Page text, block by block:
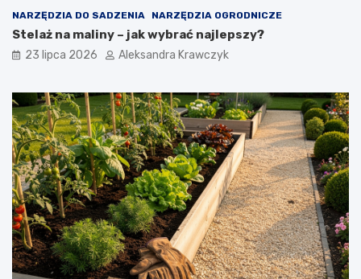
NARZĘDZIA DO SADZENIA NARZĘDZIA OGRODNICZE
Stelaż na maliny – jak wybrać najlepszy?
23 lipca 2026 Aleksandra Krawczyk